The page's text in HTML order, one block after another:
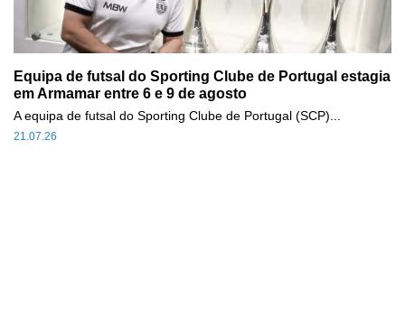
Equipa de futsal do Sporting Clube de Portugal estagia
em Armamar entre 6 e 9 de agosto
21.07.26
A equipa de futsal do Sporting Clube de Portugal (SCP)...